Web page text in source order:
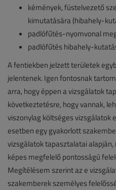
kémények, füstelvezető
kimutatására (hibahely-
padlófűtés-nyomvonal
padlófűtés hibahely-
A fentiekben jelzett területek
jelentenek. Igen fontosnak
arra, hogy éppen a vizsgálatok
következtetésre, hogy vannak,
viszonylag költséges vizsgálatok
esetben egy gyakorlott
vizsgálatok tapasztalatai
képes megfelelő pontosságú
Megítélésem szerint az e
szakemberek személyes